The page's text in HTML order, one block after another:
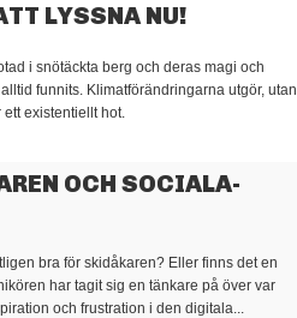
LYSSNA NU!
i snötäckta berg och deras magi och
funnits. Klimatförändringarna utgör, utan
existentiellt hot.
OCH SOCIALA-
bra för skidåkaren? Eller finns det en
har tagit sig en tänkare på över var
och frustration i den digitala...